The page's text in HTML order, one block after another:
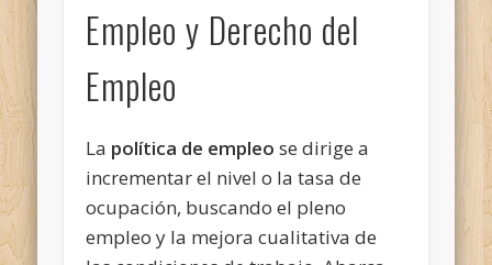
Empleo y Derecho del
Empleo
La política de empleo se dirige a
incrementar el nivel o la tasa de
ocupación, buscando el pleno
empleo y la mejora cualitativa de